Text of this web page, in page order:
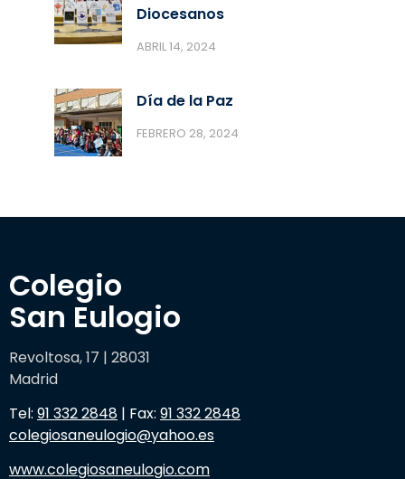
Diocesanos
ABRIL 14, 2024
Día de la Paz
FEBRERO 28, 2024
Colegio
San Eulogio
Revoltosa, 17 | 28031
Madrid
Tel: 91 332 2848 | Fax: 91 332 2848
colegiosaneulogio@yahoo.es
www.colegiosaneulogio.com